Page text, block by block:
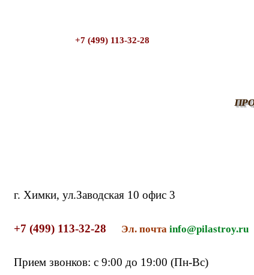
+7 (499) 113-32-28
г. Химки, ул.Заводская 10 офис 3
+7 (499) 113-32-28 Эл. почтаinfo@pilastroy.ru
Прием звонков: с 9:00 до 19:00 (Пн-Вс)